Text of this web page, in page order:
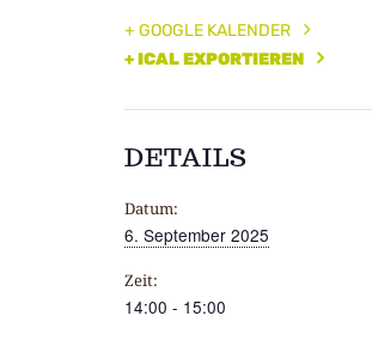
+ GOOGLE KALENDER
+ ICAL EXPORTIEREN
DETAILS
Datum:
6. September 2025
Zeit:
14:00 - 15:00